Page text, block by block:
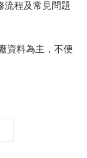
流程及常見問題
資料為主，不便